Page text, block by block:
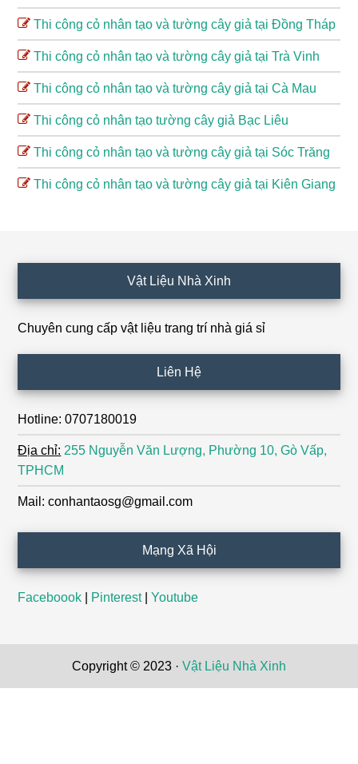
Thi công cỏ nhân tạo và tường cây giả tại Đồng Tháp
Thi công cỏ nhân tạo và tường cây giả tại Trà Vinh
Thi công cỏ nhân tạo và tường cây giả tại Cà Mau
Thi công cỏ nhân tạo tường cây giả Bạc Liêu
Thi công cỏ nhân tạo và tường cây giả tại Sóc Trăng
Thi công cỏ nhân tạo và tường cây giả tại Kiên Giang
Vật Liệu Nhà Xinh
Chuyên cung cấp vật liệu trang trí nhà giá sỉ
Liên Hệ
Hotline: 0707180019
Địa chỉ: 255 Nguyễn Văn Lượng, Phường 10, Gò Vấp,
TPHCM
Mail: conhantaosg@gmail.com
Mạng Xã Hội
Faceboook Pinterest|Youtube
Copyright © 2023 · Vật Liệu Nhà Xinh